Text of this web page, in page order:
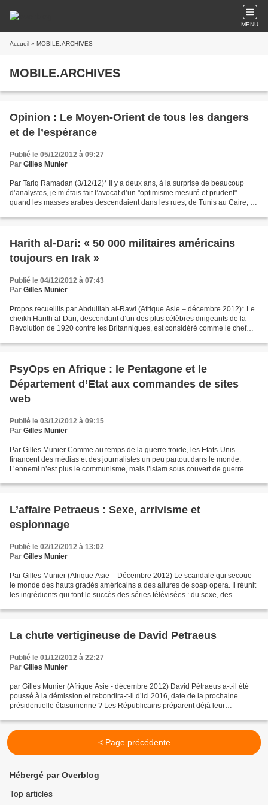
MENU
Accueil » MOBILE.ARCHIVES
MOBILE.ARCHIVES
Opinion : Le Moyen-Orient de tous les dangers
et de l’espérance
Publié le 05/12/2012 à 09:27
Par Gilles Munier
Par Tariq Ramadan (3/12/12)* Il y a deux ans, à la surprise de beaucoup
d’analystes, je m’étais fait l’avocat d’un "optimisme mesuré et prudent"
quand les masses arabes descendaient dans les rues, de Tunis au Caire, de
Harith al-Dari: « 50 000 militaires américains
toujours en Irak »
Publié le 04/12/2012 à 07:43
Par Gilles Munier
Propos recueillis par Abdulilah al-Rawi (Afrique Asie – décembre 2012)* Le
cheikh Harith al-Dari, descendant d’un des plus célèbres dirigeants de la
Révolution de 1920 contre les Britanniques, est considéré comme le chef
PsyOps en Afrique : le Pentagone et le
Département d’Etat aux commandes de sites
web
Publié le 03/12/2012 à 09:15
Par Gilles Munier
Par Gilles Munier Comme au temps de la guerre froide, les Etats-Unis
financent des médias et des journalistes un peu partout dans le monde.
L’ennemi n’est plus le communisme, mais l’islam sous couvert de guerre
L’affaire Petraeus : Sexe, arrivisme et
espionnage
Publié le 02/12/2012 à 13:02
Par Gilles Munier
Par Gilles Munier (Afrique Asie – Décembre 2012) Le scandale qui secoue
le monde des hauts gradés américains a des allures de soap opera. Il réunit
les ingrédients qui font le succès des séries télévisées : du sexe, des
La chute vertigineuse de David Petraeus
Publié le 01/12/2012 à 22:27
Par Gilles Munier
par Gilles Munier (Afrique Asie - décembre 2012) David Pétraeus a-t-il été
poussé à la démission et rebondira-t-il d’ici 2016, date de la prochaine
présidentielle étasunienne ? Les Républicains préparent déjà leur
< Page précédente
Hébergé par Overblog
Top articles